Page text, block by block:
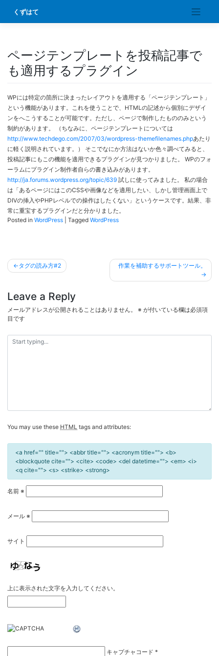
content
くずはて
ページテンプレートを投稿記事で
も適用するプラグイン
WPには特定の箇所に決まったレイアウトを適用する「ページテンプレート」
という機能があります。これを使うことで、HTMLの記述から個別にデザイ
ンをへこうすることが可能です。ただし、ページで制作したもののみという
制約があります。 （ちなみに、ページテンプレートについては
http://www.techdego.com/2007/03/wordpress-themefilenames.phpあたり
に軽く説明されています。） そこでなにか方法はないか色々調べてみると、
投稿記事にもこの機能を適用できるプラグインが見つかりました。 WPのフォ
ーラムにプラグイン制作者自らの書き込みがあります。
http://ja.forums.wordpress.org/topic/639 試しに使ってみました。 私の場合
は「あるページにはこのCSSや画像などを適用したい、しかし管理画面上で
DIVの挿入やPHPレベルでの操作はしたくない」というケースです。結果、非
常に重宝するプラグインだと分かりました。
Posted in WordPress Tagged WordPress
投
稿
ナ
ビ
ゲ
ー
シ
タグの読み方#2 作業を補助するサポートツール。
Leave a Reply
メールアドレスが公開されることはありません。 ※ が付いている欄は必須項
目です
You may use these HTML tags and attributes:
<a href="" title=""> <abbr title=""> <acronym title=""> <b>
<blockquote cite=""> <cite> <code> <del datetime=""> <em> <i>
<q cite=""> <s> <strike> <strong>
名前 ※
メール ※
サイト
上に表示された文字を入力してください。
キャプチャコード *